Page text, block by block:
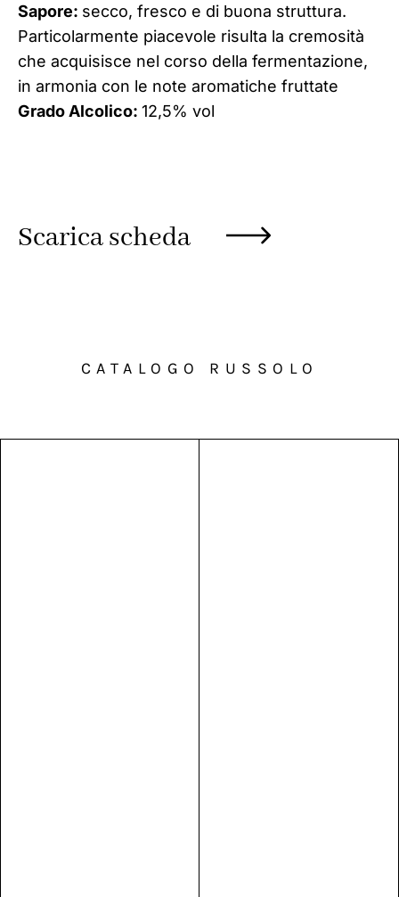
Sapore: secco, fresco e di buona struttura.
Particolarmente piacevole risulta la cremosità
che acquisisce nel corso della fermentazione,
in armonia con le note aromatiche fruttate
Grado Alcolico: 12,5% vol
Scarica scheda
CATALOGO RUSSOLO